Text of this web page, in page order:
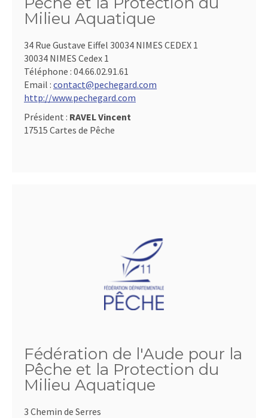
Milieu Aquatique
34 Rue Gustave Eiffel 30034 NIMES CEDEX 1
30034 NIMES Cedex 1
Téléphone : 04.66.02.91.61
Email : contact@pechegard.com
http://www.pechegard.com
Président : RAVEL Vincent
17515 Cartes de Pêche
Fédération de l'Aude pour la
Pêche et la Protection du
Milieu Aquatique
3 Chemin de Serres